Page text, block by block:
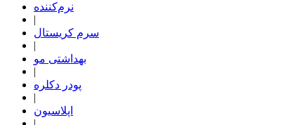
نرم‌کننده
|
سرم کریستال
|
بهداشتی مو
|
پودر دکلره
|
اپلاسیون